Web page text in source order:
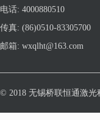
电话: 4000880510
传真: (86)0510-83305700
邮箱: wxqlht@163.com
© 2018 无锡桥联恒通激